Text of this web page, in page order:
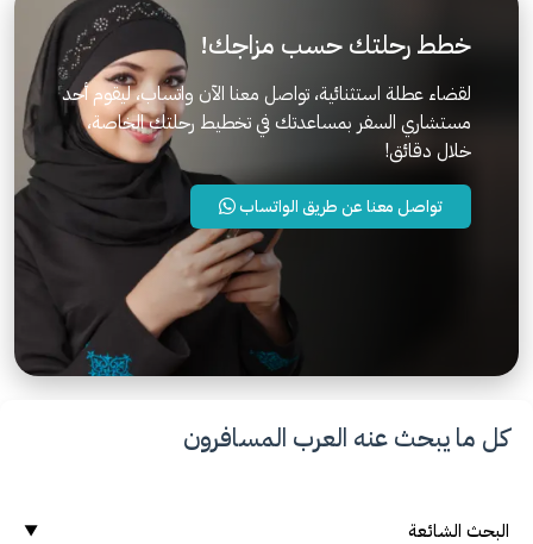
خطط رحلتك حسب مزاجك!
لقضاء عطلة استثنائية، تواصل معنا الآن واتساب، ليقوم أحد
مستشاري السفر بمساعدتك في تخطيط رحلتك الخاصة،
خلال دقائق!
تواصل معنا عن طريق الواتساب
كل ما يبحث عنه العرب المسافرون
البحث الشائعة ▼